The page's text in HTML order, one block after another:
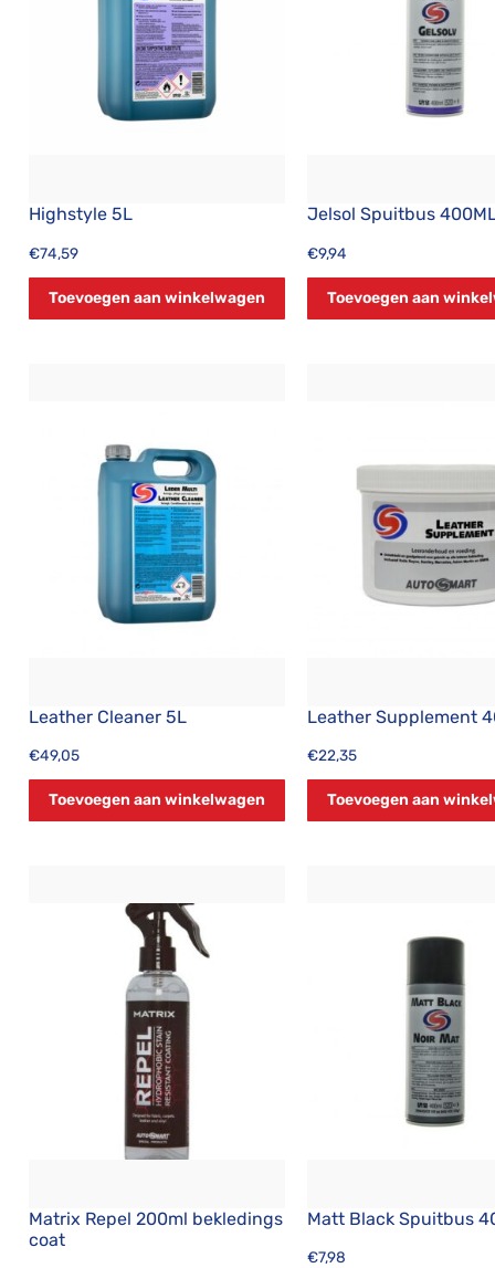
Highstyle 5L
€74,59
Toevoegen aan winkelwagen
Jelsol Spuitbus
€9,94
Toevoegen aan
Leather Cleaner 5L
€49,05
Toevoegen aan winkelwagen
Leather Supplement
€22,35
Toevoegen aan
Matrix Repel 200ml bekledings
coat
Matt Black Spuitbus
€7,98